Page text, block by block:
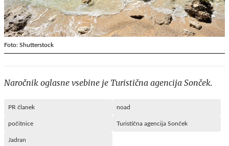
Foto: Shutterstock
Naročnik oglasne vsebine je Turistična agencija Sonček.
PR članek noad
počitnice Turistična agencija Sonček
Jadran